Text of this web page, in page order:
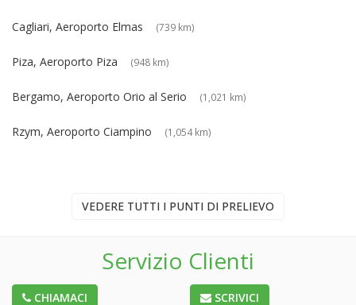
Cagliari, Aeroporto Elmas (739 km)
Piza, Aeroporto Piza (948 km)
Bergamo, Aeroporto Orio al Serio (1,021 km)
Rzym, Aeroporto Ciampino (1,054 km)
VEDERE TUTTI I PUNTI DI PRELIEVO
Servizio Clienti
CHIAMACI SCRIVICI